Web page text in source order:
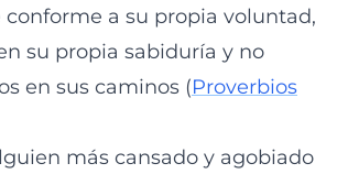
a su propia voluntad,
su propia sabiduría y no
en sus caminos (Proverbios
más cansado y agobiado